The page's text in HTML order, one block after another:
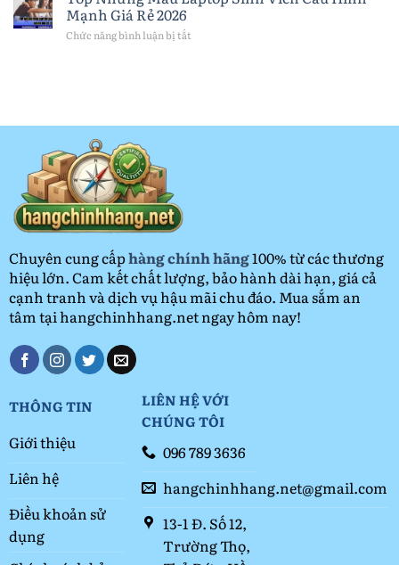
thông
quản
Mạnh Giá Rẻ 2026
Chức năng bình luận bị tắt
Cấu
Chuyên cung cấphàng chính hãng100% từ các thương
hiệu lớn. Cam kết chất lượng, bảo hành dài hạn, giá cả
cạnh tranh và dịch vụ hậu mãi chu đáo. Mua sắm an
tâm tại hangchinhhang.net ngay hôm nay!
THÔNG TIN
Giới thiệu
Liên hệ
Điều khoản sử
dụng
LIÊN HỆ VỚI
CHÚNG TÔI
096 789 3636
hangchinhhang.net@gmail.com
13-1 Đ. Số 12,
Trường Thọ,